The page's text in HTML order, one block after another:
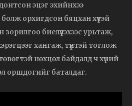
эцэг эхийнхээ
орхигдсон бяцхан хүүтэй
биелүүлэхээс урьтаж,
хангаж, түүнтэй тоглож
нөхцөл байдалд ч хүний
оршдогийг баталдаг.